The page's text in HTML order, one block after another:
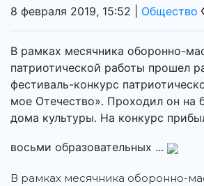
8 февраля 2019, 15:52 | Общество
В рамках месячника оборонно-
патриотической работы прошел
фестиваль-конкурс
мое Отечество». Проходил он на
дома культуры. На конкурс
восьми образовательных ...
В рамках месячника оборонно-